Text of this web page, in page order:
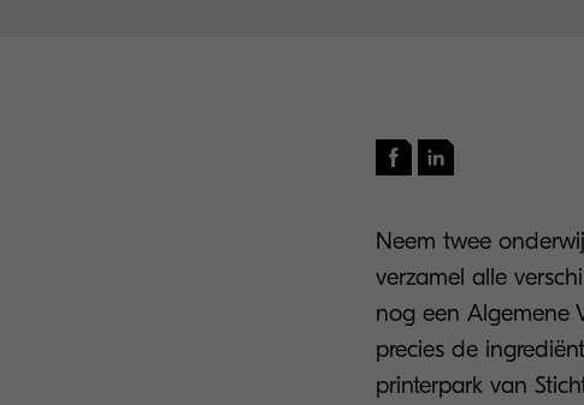
Neem twee
verzamel alle
nog een Algemene
precies de
printerpark van